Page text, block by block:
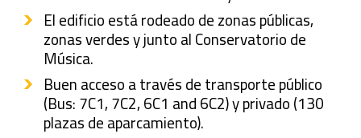
El edificio está rodeado de zonas públicas,
zonas verdes y junto al Conservatorio de
Música.
Buen acceso a través de transporte público
(Bus: 7C1, 7C2, 6C1 and 6C2) y privado (130
plazas de aparcamiento).